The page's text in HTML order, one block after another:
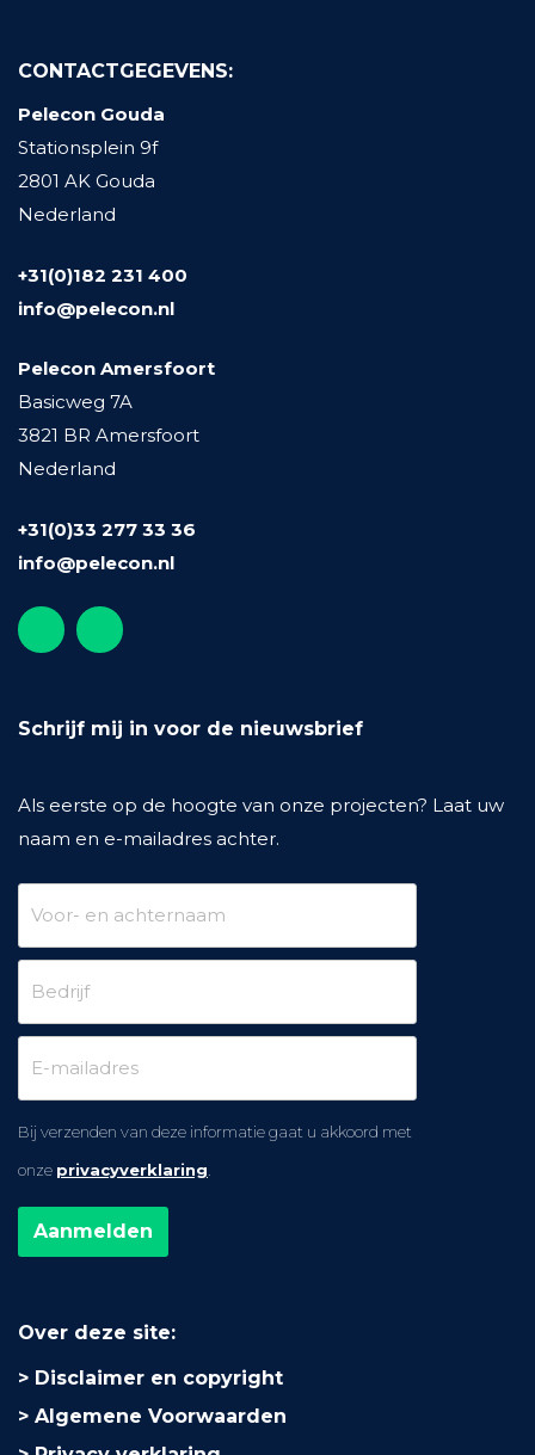
CONTACTGEGEVENS:
Pelecon Gouda
Stationsplein 9f
2801 AK Gouda
Nederland
+31(0)182 231 400
info@pelecon.nl
Pelecon Amersfoort
Basicweg 7A
3821 BR Amersfoort
Nederland
+31(0)33 277 33 36
info@pelecon.nl
Schrijf mij in voor de nieuwsbrief
Als eerste op de hoogte van onze projecten? Laat uw
naam en e-mailadres achter.
Bij verzenden van deze informatie gaat u akkoord met
onze privacyverklaring
Over deze site:
Disclaimer en copyright
Algemene Voorwaarden